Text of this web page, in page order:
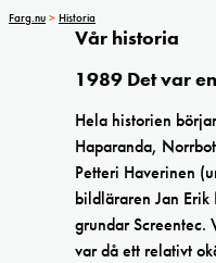
Farg.nu > Historia
Vår historia
1989 Det var
Hela historien
Haparanda,
Petteri Haverinen
bildläraren Jan
grundar Screentec.
var då ett relativt